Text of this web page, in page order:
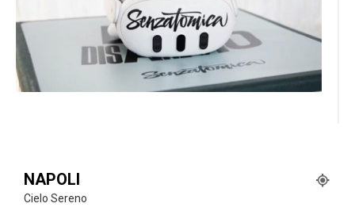
NAPOLI
Cielo Sereno